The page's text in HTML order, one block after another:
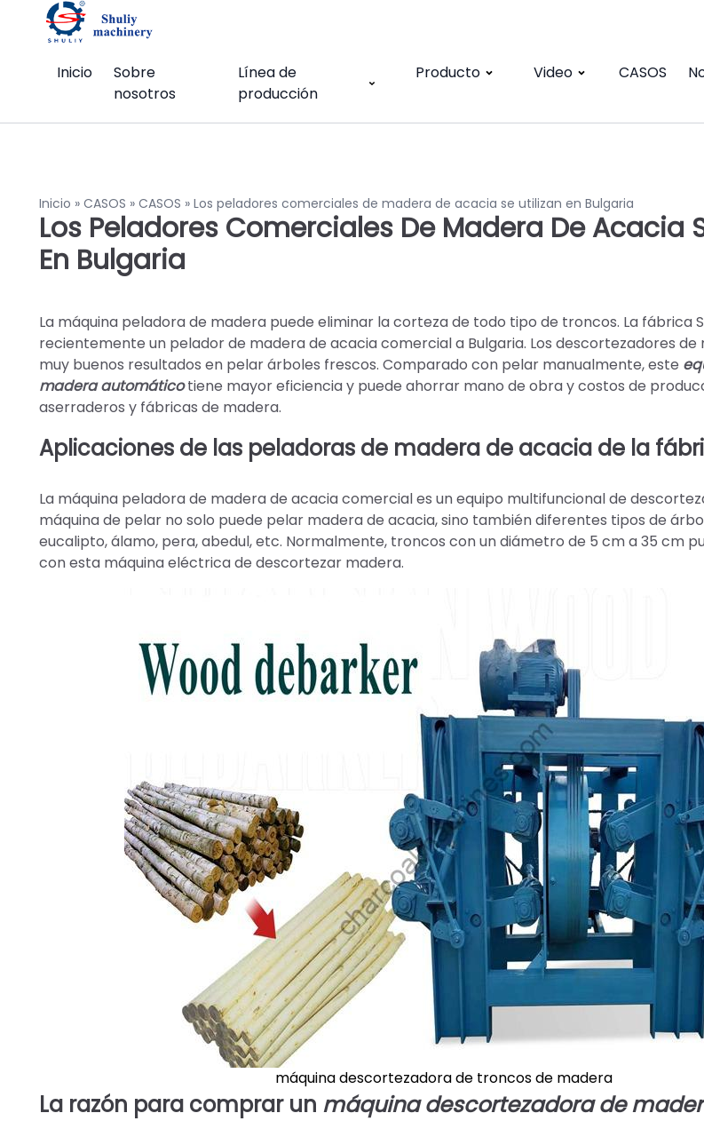
Inicio
Sobre
nosotros
Línea de
producción
Producto Video CASOS
Inicio » CASOS » CASOS » Los peladores comerciales de madera de acacia se utilizan en Bulgaria
Los Peladores Comerciales De Madera De Acacia
En Bulgaria
La máquina peladora de madera puede eliminar la corteza de todo tipo de troncos. La fábrica
recientemente un pelador de madera de acacia comercial a Bulgaria. Los descortezadores
muy buenos resultados en pelar árboles frescos. Comparado con pelar manualmente, este
madera automáticotiene mayor eficiencia y puede ahorrar mano de obra y costos de
aserraderos y fábricas de madera.
Aplicaciones de las peladoras de madera de acacia de la
La máquina peladora de madera de acacia comercial es un equipo multifuncional de
máquina de pelar no solo puede pelar madera de acacia, sino también diferentes tipos de
eucalipto, álamo, pera, abedul, etc. Normalmente, troncos con un diámetro de 5 cm a 35 cm
con esta máquina eléctrica de descortezar madera.
máquina descortezadora de troncos de madera
La razón para comprar un máquina descortezadora de